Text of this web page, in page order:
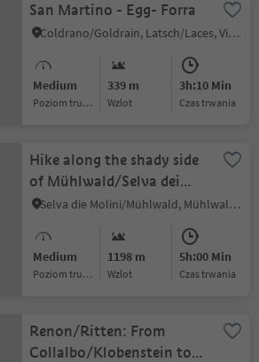
San Martino - Egg- Forra
Coldrano/Goldrain, Latsch/Laces, Vinschgau/Val Venosta
Medium
Poziom trudności
339 m
Wzlot
3h:10 Min
czas trwania
Hike along the shady side
of Mühlwald/Selva dei
Molini
Selva die Molini/Mühlwald, Mühlwald/Selva dei Molini, Ahrntal/Valle Aurina
Medium
Poziom trudności
1198 m
Wzlot
5h:00 Min
czas trwania
Renon/Ritten: From
Collalbo/Klobenstein to